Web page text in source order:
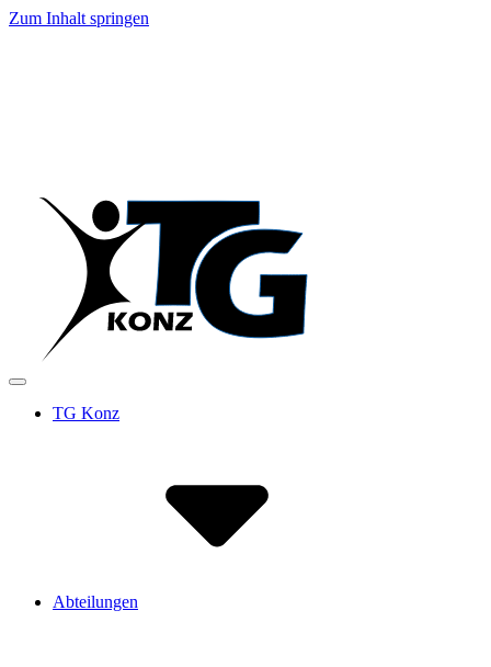
Zum Inhalt springen
TG Konz
Abteilungen